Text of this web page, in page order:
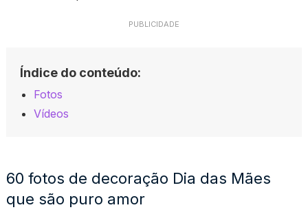
PUBLICIDADE
Índice do conteúdo:
Fotos
Vídeos
60 fotos de decoração Dia das Mães
que são puro amor